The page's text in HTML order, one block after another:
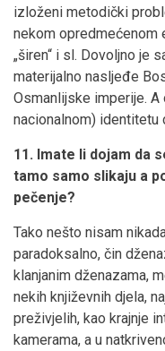
izloženi metodički
nekom opredmećenom
„širen“ i sl. Dovoljno je
materijalno nasljeđe
Osmanlijske imperije.
nacionalnom) identitetu
11. Imate li dojam da
tamo samo slikaju a
pečenje?
Tako nešto nisam
paradoksalno, čin
klanjanim dženazama,
nekih književnih djela,
preživjelih, kao krajnje
kamerama, a u